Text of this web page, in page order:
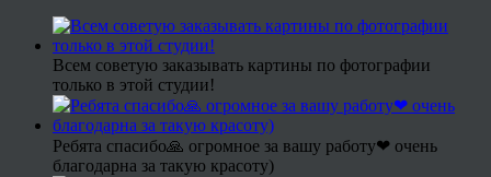
Всем советую заказывать картины по фотографии
только в этой студии!
Ребята спасибо🙏 огромное за вашу работу❤ очень
благодарна за такую красоту)